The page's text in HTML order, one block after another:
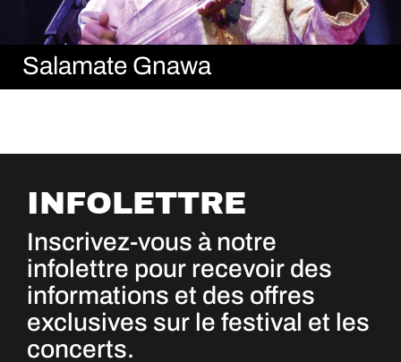
Salamate Gnawa
INFOLETTRE
Inscrivez-vous à notre
infolettre pour recevoir des
informations et des offres
exclusives sur le festival et les
concerts.